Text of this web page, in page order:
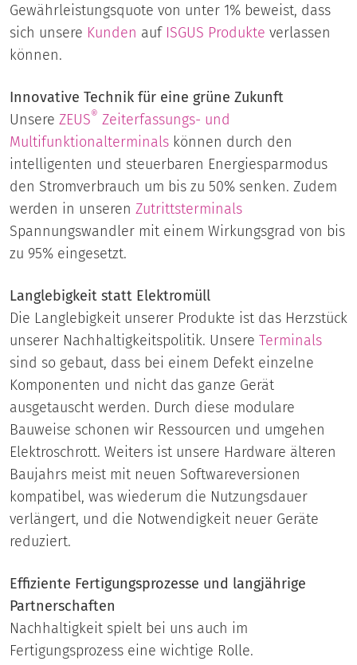
Gewährleistungsquote von unter 1% beweist, dass
sich unsere Kunden auf ISGUS Produkte verlassen
können.
Innovative Technik für eine grüne Zukunft
Unsere ZEUS® Zeiterfassungs- und
Multifunktionalterminals können durch den
intelligenten und steuerbaren Energiesparmodus
den Stromverbrauch um bis zu 50% senken. Zudem
werden in unseren Zutrittsterminals
Spannungswandler mit einem Wirkungsgrad von bis
zu 95% eingesetzt.
Langlebigkeit statt Elektromüll
Die Langlebigkeit unserer Produkte ist das Herzstück
unserer Nachhaltigkeitspolitik. Unsere Terminals
sind so gebaut, dass bei einem Defekt einzelne
Komponenten und nicht das ganze Gerät
ausgetauscht werden. Durch diese modulare
Bauweise schonen wir Ressourcen und umgehen
Elektroschrott. Weiters ist unsere Hardware älteren
Baujahrs meist mit neuen Softwareversionen
kompatibel, was wiederum die Nutzungsdauer
verlängert, und die Notwendigkeit neuer Geräte
reduziert.
Effiziente Fertigungsprozesse und langjährige
Partnerschaften
Nachhaltigkeit spielt bei uns auch im
Fertigungsprozess eine wichtige Rolle.